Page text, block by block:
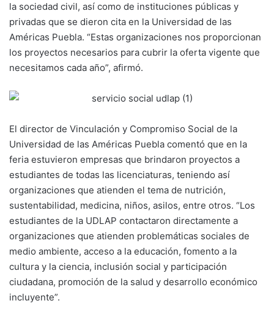
la sociedad civil, así como de instituciones públicas y
privadas que se dieron cita en la Universidad de las
Américas Puebla. “Estas organizaciones nos proporcionan
los proyectos necesarios para cubrir la oferta vigente que
necesitamos cada año”, afirmó.
El director de Vinculación y Compromiso Social de la
Universidad de las Américas Puebla comentó que en la
feria estuvieron empresas que brindaron proyectos a
estudiantes de todas las licenciaturas, teniendo así
organizaciones que atienden el tema de nutrición,
sustentabilidad, medicina, niños, asilos, entre otros. “Los
estudiantes de la UDLAP contactaron directamente a
organizaciones que atienden problemáticas sociales de
medio ambiente, acceso a la educación, fomento a la
cultura y la ciencia, inclusión social y participación
ciudadana, promoción de la salud y desarrollo económico
incluyente”.